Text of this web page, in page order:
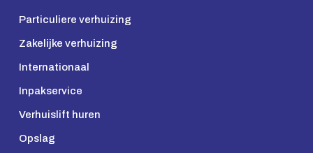
Particuliere verhuizing
Zakelijke verhuizing
Internationaal
Inpakservice
Verhuislift huren
Opslag